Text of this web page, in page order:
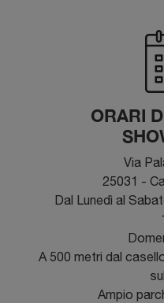
ORARI
Via
25031 -
Dal Lunedì al
A 500 metri dal
Ampio